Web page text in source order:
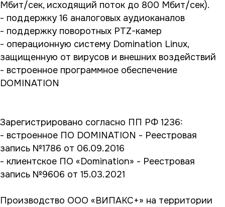
Мбит/сек, исходящий поток до 800 Мбит/сек).
- поддержку 16 аналоговых аудиоканалов
- поддержку поворотных PTZ-камер
- операционную систему Domination Linux,
защищенную от вирусов и внешних воздействий
- встроенное программное обеспечение
DOMINATION
Зарегистрировано согласно ПП РФ 1236:
- встроенное ПО DOMINATION - Реестровая
запись №1786 от 06.09.2016
- клиентское ПО «Domination» - Реестровая
запись №9606 от 15.03.2021
Производство ООО «ВИПАКС+» на территории